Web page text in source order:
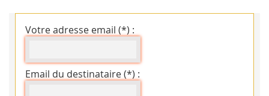
Votre adresse email (*) :
Email du destinataire (*) :